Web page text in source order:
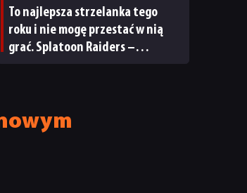
To najlepsza strzelanka tego
roku i nie mogę przestać w nią
grać. Splatoon Raiders –